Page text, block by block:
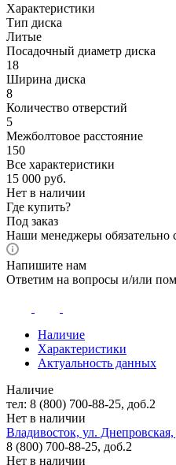
Характеристики
Тип диска
Литые
Посадочный диаметр диска
18
Ширина диска
8
Количество отверстий
5
Межболтовое расстояние
150
Все характеристики
15 000 руб.
Нет в наличии
Где купить?
Под заказ
Наши менеджеры обязательно
Напишите нам
Ответим на вопросы и/или
Наличие
Характеристики
Актуальность данных
Наличие
тел: 8 (800) 700-88-25, доб.2
Нет в наличии
Владивосток, ул. Днепровская,
8 (800) 700-88-25, доб.2
Нет в наличии